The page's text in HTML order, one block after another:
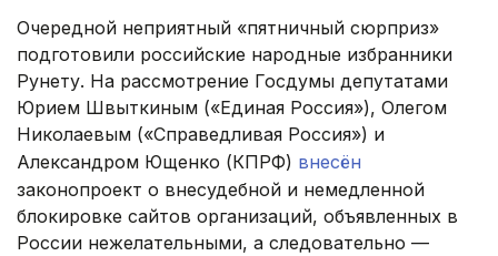
Очередной неприятный «пятничный сюрприз»
подготовили российские народные избранники
Рунету. На рассмотрение Госдумы депутатами
Юрием Швыткиным («Единая Россия»), Олегом
Николаевым («Справедливая Россия») и
Александром Ющенко (КПРФ) внесён
законопроект о внесудебной и немедленной
блокировке сайтов организаций, объявленных в
России нежелательными, а следовательно —